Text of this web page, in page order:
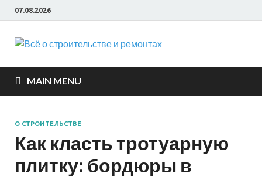
07.08.2026
Всё о
MAIN MENU
О СТРОИТЕЛЬСТВЕ
Как класть тротуарную
плитку: бордюры в